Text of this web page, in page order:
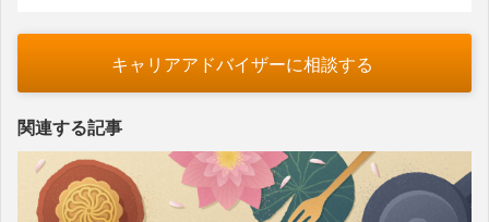
キャリアアドバイザーに相談する
関連する記事